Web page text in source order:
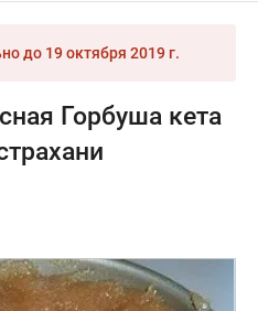
до 19 октября 2019 г.
Горбуша кета